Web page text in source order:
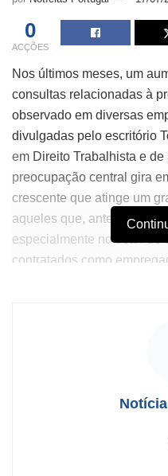
0
ACÇÕES
Nos últimos meses, um
consultas relacionadas à
observado em diversas
divulgadas pelo escritório
em Direito Trabalhista e
preocupação central gira
crescente que atinge um
aqueles que,
especialmente no setor de
contratados como
acesso a indenizações
rescisões, mas também